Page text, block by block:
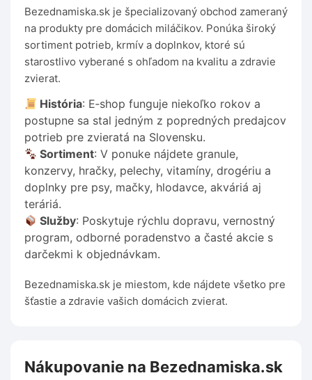
Bezednamiska.sk je špecializovaný obchod zameraný
na produkty pre domácich miláčikov. Ponúka široký
sortiment potrieb, krmív a doplnkov, ktoré sú
starostlivo vyberané s ohľadom na kvalitu a zdravie
zvierat.
História: E‑shop funguje niekoľko rokov a
postupne sa stal jedným z popredných predajcov
potrieb pre zvieratá na Slovensku.
Sortiment: V ponuke nájdete granule,
konzervy, hračky, pelechy, vitamíny, drogériu a
doplnky pre psy, mačky, hlodavce, akváriá aj
teráriá.
Služby: Poskytuje rýchlu dopravu, vernostný
program, odborné poradenstvo a časté akcie s
darčekmi k objednávkam.
Bezednamiska.sk je miestom, kde nájdete všetko pre
šťastie a zdravie vašich domácich zvierat.
Nákupovanie na Bezednamiska.sk